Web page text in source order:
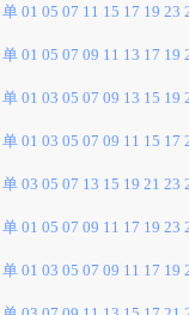
单 01 05 07 11 15 17 19 23
单 01 05 07 09 11 13 17 19
单 01 03 05 07 09 13 15 19
单 01 03 05 07 09 11 15 17
单 03 05 07 13 15 19 21 23
单 01 05 07 09 11 17 19 23
单 01 03 05 07 09 11 17 19